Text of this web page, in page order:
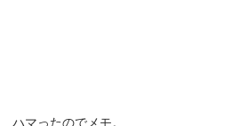
ハマったのでメモ。